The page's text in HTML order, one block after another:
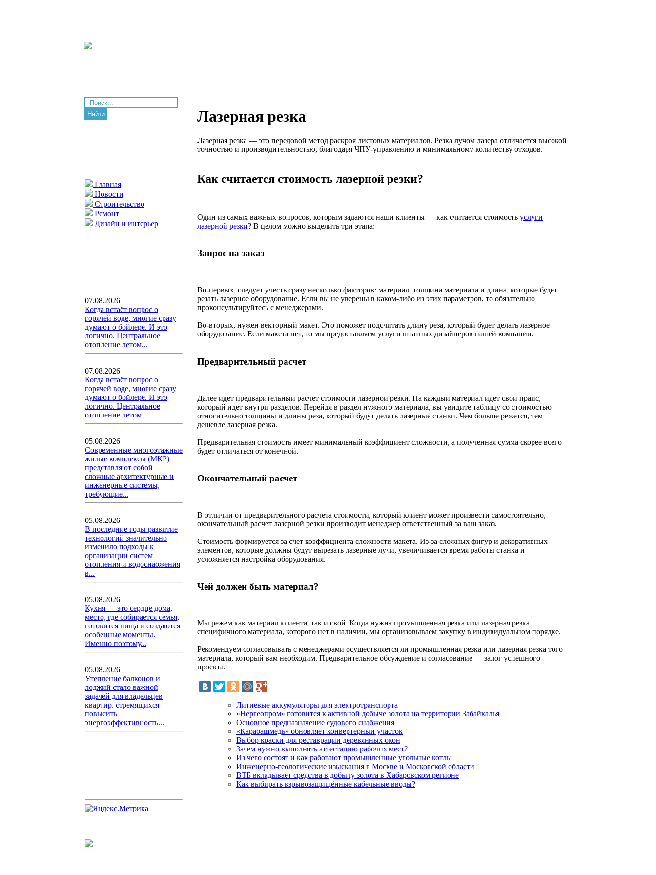
Найти
Главная
Новости
Строительство
Ремонт
Дизайн и интерьер
07.08.2026
Когда встаёт вопрос о
горячей воде, многие сразу
думают о бойлере. И это
логично. Центральное
отопление летом...
07.08.2026
Когда встаёт вопрос о
горячей воде, многие сразу
думают о бойлере. И это
логично. Центральное
отопление летом...
05.08.2026
Современные многоэтажные
жилые комплексы (МКР)
представляют собой
сложные архитектурные и
инженерные системы,
требующие...
05.08.2026
В последние годы развитие
технологий значительно
изменило подходы к
организации систем
отопления и водоснабжения
в...
05.08.2026
Кухня — это сердце дома,
место, где собирается семья,
готовится пища и создаются
особенные моменты.
Именно поэтому...
05.08.2026
Утепление балконов и
лоджий стало важной
задачей для владельцев
квартир, стремящихся
повысить
энергоэффективность...
Лазерная резка
Лазерная резка — это передовой метод раскроя листовых материалов. Резка лучом лазера отличается высокой
точностью и производительностью, благодаря ЧПУ-управлению и минимальному количеству отходов.
Как считается стоимость лазерной резки?
Один из самых важных вопросов, которым задаются наши клиенты — как считается стоимость услуги
лазерной резки? В целом можно выделить три этапа:
Запрос на заказ
Во-первых, следует учесть сразу несколько факторов: материал, толщина материала и длина, которые будет
резать лазерное оборудование. Если вы не уверены в каком-либо из этих параметров, то обязательно
проконсультируйтесь с менеджерами.
Во-вторых, нужен векторный макет. Это поможет подсчитать длину реза, который будет делать лазерное
оборудование. Если макета нет, то мы предоставляем услуги штатных дизайнеров нашей компании.
Предварительный расчет
Далее идет предварительный расчет стоимости лазерной резки. На каждый материал идет свой прайс,
который идет внутри разделов. Перейдя в раздел нужного материала, вы увидите таблицу со стоимостью
относительно толщины и длины реза, который будут делать лазерные станки. Чем больше режется, тем
дешевле лазерная резка.
Предварительная стоимость имеет минимальный коэффициент сложности, а полученная сумма скорее всего
будет отличаться от конечной.
Окончательный расчет
В отличии от предварительного расчета стоимости, который клиент может произвести самостоятельно,
окончательный расчет лазерной резки производит менеджер ответственный за ваш заказ.
Стоимость формируется за счет коэффициента сложности макета. Из-за сложных фигур и декоративных
элементов, которые должны будут вырезать лазерные лучи, увеличивается время работы станка и
усложняется настройка оборудования.
Чей должен быть материал?
Мы режем как материал клиента, так и свой. Когда нужна промышленная резка или лазерная резка
специфичного материала, которого нет в наличии, мы организовываем закупку в индивидуальном порядке.
Рекомендуем согласовывать с менеджерами осуществляется ли промышленная резка или лазерная резка того
материала, который вам необходим. Предварительное обсуждение и согласование — залог успешного
проекта.
Литиевые аккумуляторы для электротранспорта
«Нергеопром» готовится к активной добыче золота на территории Забайкалья
Основное предназначение судового снабжения
«Карабашмедь» обновляет конвертерный участок
Выбор краски для реставрации деревянных окон
Зачем нужно выполнять аттестацию рабочих мест?
Из чего состоят и как работают промышленные угольные котлы
Инженерно-геологические изыскания в Москве и Московской области
ВТБ вкладывает средства в добычу золота в Хабаровском регионе
Как выбирать взрывозащищённые кабельные вводы?